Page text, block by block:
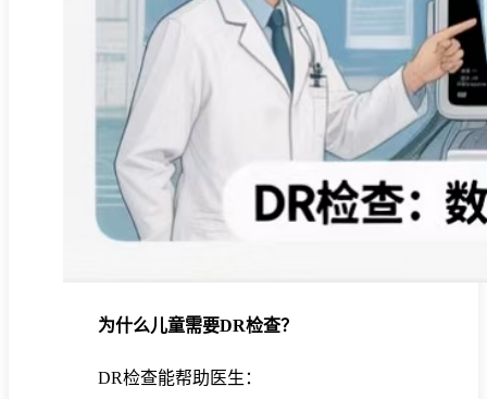
为什么儿童需要DR检查？
DR检查能帮助医生：